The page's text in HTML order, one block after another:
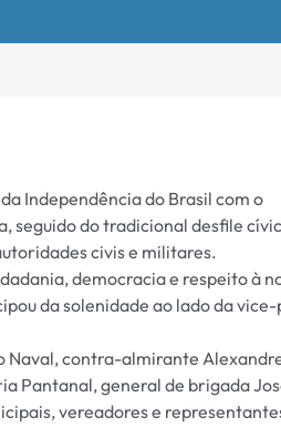
Independência do Brasil com o
seguido do tradicional desfile
civis e militares.
democracia e respeito à
da solenidade ao lado da
Naval, contra-almirante
Pantanal, general de brigada
vereadores e